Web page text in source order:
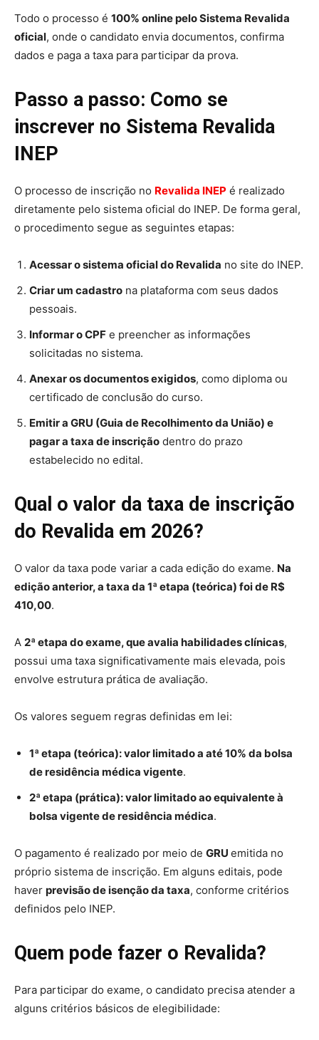
Todo o processo é 100% online pelo Sistema Revalida
oficial, onde o candidato envia documentos, confirma
dados e paga a taxa para participar da prova.
Passo a passo: Como se
inscrever no Sistema Revalida
INEP
O processo de inscrição no Revalida INEP é realizado
diretamente pelo sistema oficial do INEP. De forma geral,
o procedimento segue as seguintes etapas:
Acessar o sistema oficial do Revalida no site do INEP.
Criar um cadastro na plataforma com seus dados
pessoais.
Informar o CPF e preencher as informações
solicitadas no sistema.
Anexar os documentos exigidos, como diploma ou
certificado de conclusão do curso.
Emitir a GRU (Guia de Recolhimento da União) e
pagar a taxa de inscrição dentro do prazo
estabelecido no edital.
Qual o valor da taxa de inscrição
do Revalida em 2026?
O valor da taxa pode variar a cada edição do exame. Na
edição anterior, a taxa da 1ª etapa (teórica) foi de R$
410,00.
A 2ª etapa do exame, que avalia habilidades clínicas,
possui uma taxa significativamente mais elevada, pois
envolve estrutura prática de avaliação.
Os valores seguem regras definidas em lei:
1ª etapa (teórica): valor limitado a até 10% da bolsa
de residência médica vigente.
2ª etapa (prática): valor limitado ao equivalente à
bolsa vigente de residência médica.
O pagamento é realizado por meio de GRU emitida no
próprio sistema de inscrição. Em alguns editais, pode
haver previsão de isenção da taxa, conforme critérios
definidos pelo INEP.
Quem pode fazer o Revalida?
Para participar do exame, o candidato precisa atender a
alguns critérios básicos de elegibilidade: